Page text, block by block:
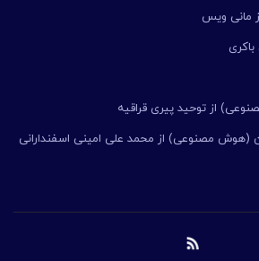
مانی ویس
باکری
از توحید پیری قراقیه
(هوش مصنوعی) از محمد علی امینی اسفندارانی